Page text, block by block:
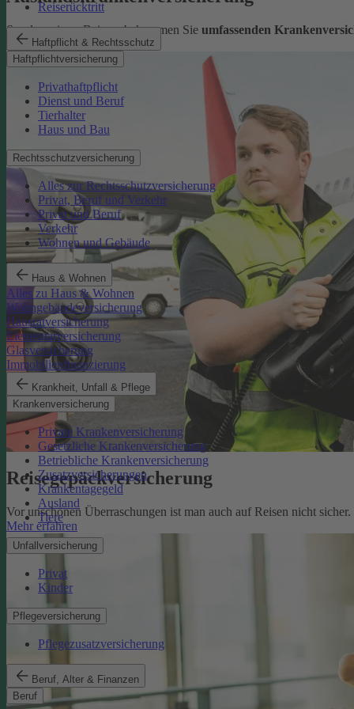
Reiserücktritt
Haftpflicht & Rechtsschutz
Haftpflichtversicherung
Privathaftpflicht
Dienst und Beruf
Tierhalter
Haus und Bau
Rechtsschutzversicherung
Alles zur Rechtsschutzversicherung
Privat, Beruf und Verkehr
Privat und Beruf
Verkehr
Wohnen und Gebäude
Haus & Wohnen
Alles zu Haus & Wohnen
Wohngebäudeversicherung
Hausratversicherung
Elementarversicherung
Glasversicherung
Immobilienfinanzierung
Krankheit, Unfall & Pflege
Krankenversicherung
Private Krankenversicherung
Gesetzliche Krankenversicherung
Betriebliche Krankenversicherung
Zusatzversicherungen
Krankentagegeld
Ausland
Tiere
Unfallversicherung
Privat
Kinder
Pflegeversicherung
Pflegezusatzversicherung
Beruf, Alter & Finanzen
Beruf
Sorglos reisen: Bei uns bekommen Sie umfassenden
Mehr erfahren
Reisegepäckversicherung
Vor unschönen Überraschungen ist man auch auf Reisen nicht
Mehr erfahren